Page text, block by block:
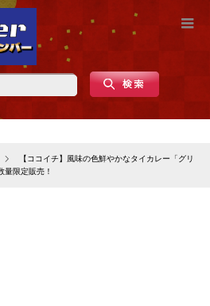
【ココイチ】風味の色鮮やかなタイカレー「グリ
量限定販売！